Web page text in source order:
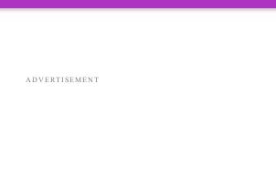
ADVERTISEMENT